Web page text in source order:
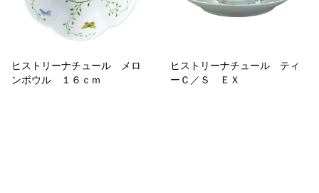
ヒストリーナチュール メロ
ンボウル １６ｃｍ
ヒストリーナチュール ティ
ーＣ／Ｓ ＥＸ